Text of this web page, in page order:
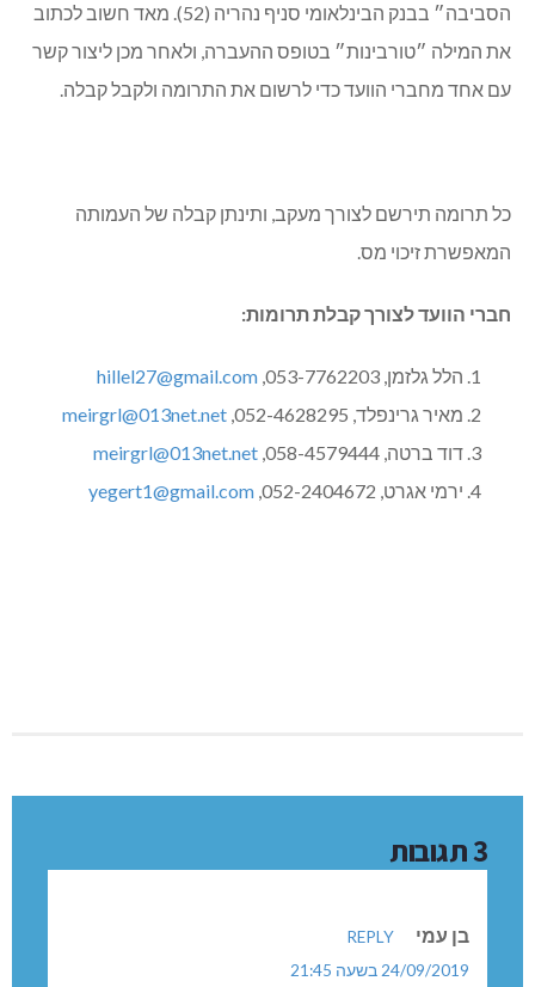
הסביבה״ בבנק הבינלאומי סניף נהריה (52). מאד חשוב לכתוב
את המילה ״טורבינות״ בטופס ההעברה, ולאחר מכן ליצור קשר
עם אחד מחברי הוועד כדי לרשום את התרומה ולקבל קבלה.
כל תרומה תירשם לצורך מעקב, ותינתן קבלה של העמותה
המאפשרת זיכוי מס.
חברי הוועד לצורך קבלת תרומות:
הלל גלזמן, 053-7762203,
hillel27@gmail.com
מאיר גרינפלד, 052-4628295,
meirgrl@013net.net
דוד ברטה, 058-4579444,
meirgrl@013net.net
ירמי אגרט, 052-2404672,
yegert1@gmail.com
3 תגובות
בן עמי
REPLY
24/09/2019 בשעה 21:45